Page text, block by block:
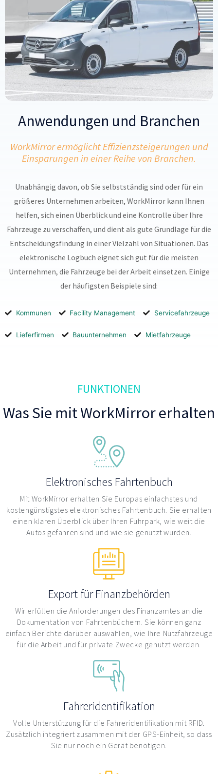
Anwendungen und Branchen
WorkMirror ermöglicht Effizienzsteigerungen und
Einsparungen in einer Reihe von Branchen.
Unabhängig davon, ob Sie selbstständig sind oder für ein
größeres Unternehmen arbeiten, WorkMirror kann Ihnen
helfen, sich einen Überblick und eine Kontrolle über Ihre
Fahrzeuge zu verschaffen, und dient als gute Grundlage für die
Entscheidungsfindung in einer Vielzahl von Situationen. Das
elektronische Logbuch eignet sich gut für die meisten
Unternehmen, die Fahrzeuge bei der Arbeit einsetzen. Einige
der häufigsten Beispiele sind:
Kommunen Facility Management Servicefahrzeuge
Lieferfirmen Bauunternehmen Mietfahrzeuge
FUNKTIONEN
Was Sie mit WorkMirror erhalten
Elektronisches Fahrtenbuch
Mit WorkMirror erhalten Sie Europas einfachstes und
kostengünstigstes elektronisches Fahrtenbuch. Sie erhalten
einen klaren Überblick über Ihren Fuhrpark, wie weit die
Autos gefahren sind und wie sie genutzt wurden.
Export für Finanzbehörden
Wir erfüllen die Anforderungen des Finanzamtes an die
Dokumentation von Fahrtenbüchern. Sie können ganz
einfach Berichte darüber auswählen, wie Ihre Nutzfahrzeuge
für die Arbeit und für private Zwecke genutzt werden.
Fahreridentifikation
Volle Unterstützung für die Fahreridentifikation mit RFID.
Zusätzlich integriert zusammen mit der GPS-Einheit, so dass
Sie nur noch ein Gerät benötigen.